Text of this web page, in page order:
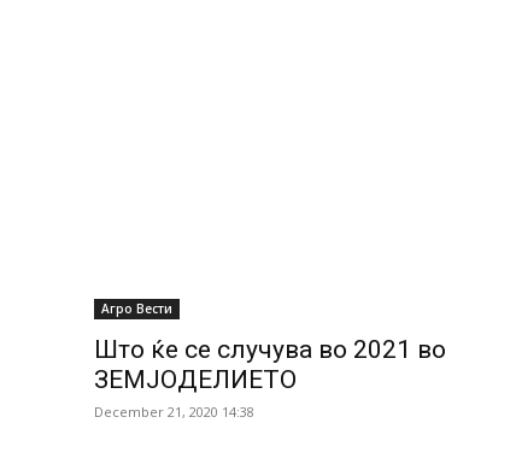
Агро Вести
Што ќе се случува во 2021 во
ЗЕМЈОДЕЛИЕТО
December 21, 2020 14:38